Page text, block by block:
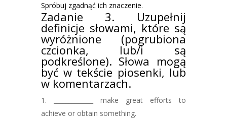
Spróbuj zgadnąć ich znaczenie.
Zadanie 3. Uzupełnij
definicje słowami, które są
wyróżnione (pogrubiona
czcionka, lub/i są
podkreślone). Słowa mogą
być w tekście piosenki, lub
w komentarzach.
_____________ make great efforts to
achieve or obtain something.